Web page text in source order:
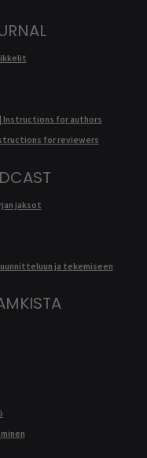
for authors
for reviewers
jaksot
ja tekemiseen